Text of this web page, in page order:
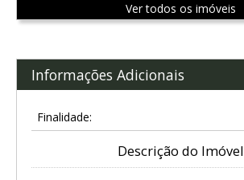
Ver todos os imóveis
Informações Adicionais
Finalidade:
Descrição do Imóvel